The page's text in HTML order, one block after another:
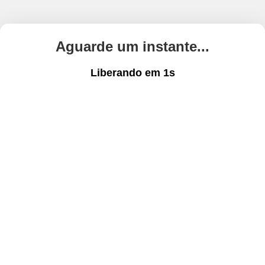
Aguarde um instante...
Liberando em 1s